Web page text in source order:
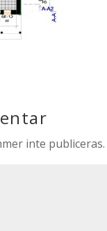
inte publiceras.